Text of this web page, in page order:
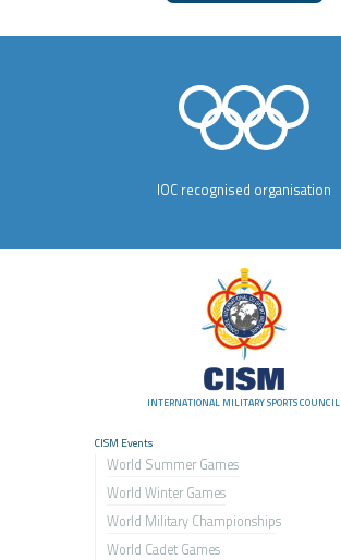
IOC recognised organisation
INTERNATIONAL MILITARY SPORTS COUNCIL
CISM Events
World Summer Games
World Winter Games
World Military Championships
World Cadet Games